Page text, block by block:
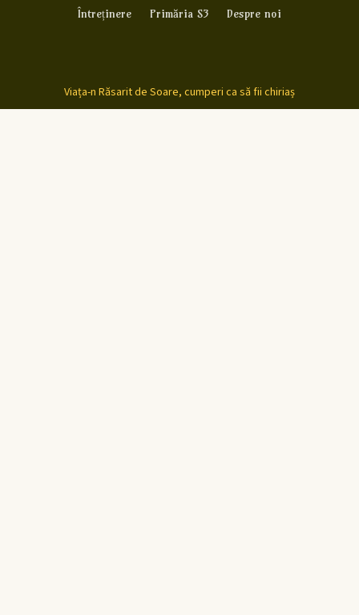
Întreținere Primăria S3 Despre noi
Viața-n Răsarit de Soare, cumperi ca să fii chiriaș